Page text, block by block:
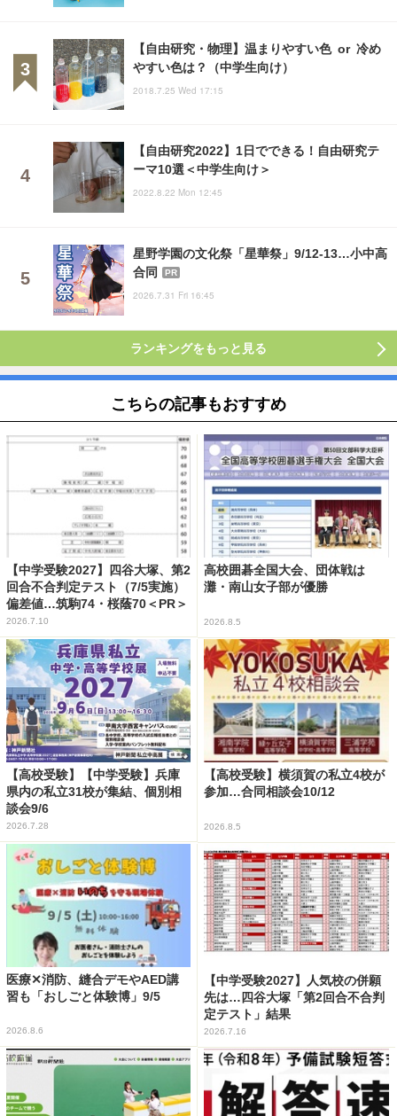
【自由研究・物理】温まりやすい色 or 冷め
やすい色は？（中学生向け）
2018.7.25 Wed 17:15
【自由研究2022】1日でできる！自由研究テ
ーマ10選＜中学生向け＞
2022.8.22 Mon 12:45
星野学園の文化祭「星華祭」9/12-13…小中高
合同
PR
2026.7.31 Fri 16:45
ランキングをもっと見る
こちらの記事もおすすめ
【中学受験2027】四谷大塚、第2
回合不合判定テスト（7/5実施）
偏差値…筑駒74・桜蔭70＜PR＞
2026.7.10
高校囲碁全国大会、団体戦は
灘・南山女子部が優勝
2026.8.5
【高校受験】【中学受験】兵庫
県内の私立31校が集結、個別相
談会9/6
2026.7.28
【高校受験】横須賀の私立4校が
参加…合同相談会10/12
2026.8.5
医療✕消防、縫合デモやAED講
習も「おしごと体験博」9/5
2026.8.6
【中学受験2027】人気校の併願
先は…四谷大塚「第2回合不合判
定テスト」結果
2026.7.16